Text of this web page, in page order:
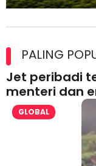
lesen separuh
PALING
Jet peribadi
menteri dan
GLOBAL